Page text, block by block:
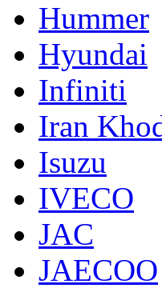
Hummer
Hyundai
Infiniti
Iran
Isuzu
IVECO
JAC
JAECOO